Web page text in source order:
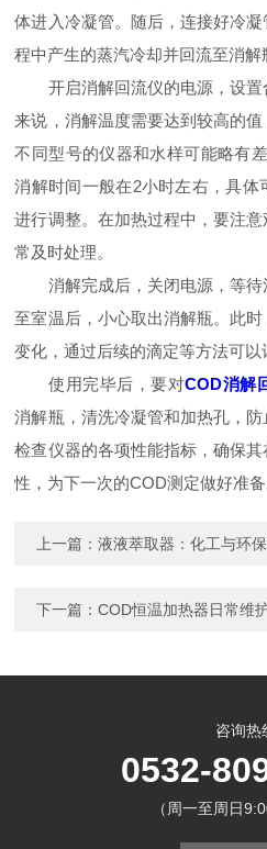
体进入冷凝管。随后，连接好冷
程中产生的蒸汽冷却并回流至消解
开启消解回流仪的电源，设置
来说，消解温度需要达到较高的
不同型号的仪器和水样可能略有
消解时间一般在2小时左右，具
进行调整。在加热过程中，要注
常及时处理。
消解完成后，关闭电源，等待
至室温后，小心取出消解瓶。此
变化，通过后续的滴定等方法可以
使用完毕后，要对COD消解
消解瓶，清洗冷凝管和加热孔，
检查仪器的各项性能指标，确保
性，为下一次的COD测定做好准备
上一篇：液液萃取器：化工与环
下一篇：COD恒温加热器日常维
咨询热
0532-
（周一至周日